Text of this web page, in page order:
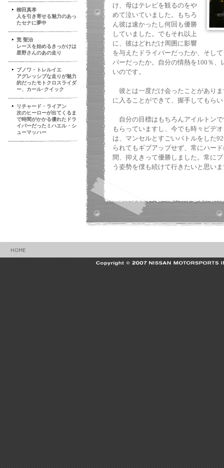
柳田真孝
人を引き寄せる魅力のあっ
たセナに夢中
荒 聖治
レースを始めるきっかけは
星野さんのあの走り
ブノワ・トレルイエ
アグレッシブな走りが魅力
的だったモトクロスライダ
ー、カール･クイック
リチャード・ライアン
次のヒーローが出てくるま
で時間がかかる優れたドラ
イバーだったミハエル・シ
ューマッハー
け、母はテレビを観るのをや
めて泣いていました。もちろ
ん彼は速かったし何回も優勝
していました。でもそれ以上
に、彼はどれだけ周囲に影響
を与えたドライバーだったか、そし
バーだったか。自分の情熱を100％、
いのです。
彼とは一度だけ会ったことがあり
に入ることができて、握手してもら
自分の目標はもちろんアイルトン
もらっていますし、今でも時々ビデ
は、マンセルとすごいバトルをした
られてもギブアップせず、常にハー
間、抑えきって優勝しました。常に
う姿勢を僕も続けて行きたいと思い